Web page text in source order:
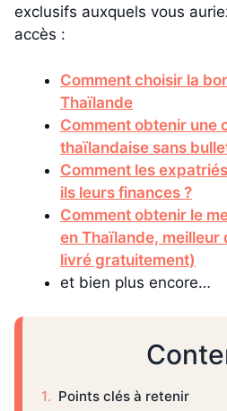
exclusifs auxquels vous
accès :
Comment choisir la
Thaïlande
Comment obtenir une
thaïlandaise sans
Comment les
ils leurs finances ?
Comment obtenir le
en Thaïlande, meilleur
livré gratuitement)
et bien plus encore…
Points clés à retenir